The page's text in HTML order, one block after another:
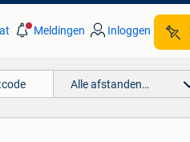
Meldingen Inloggen
Alle afstanden…